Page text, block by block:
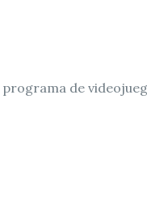
programa de